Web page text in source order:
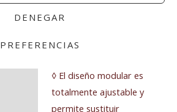
DENEGAR
PREFERENCIAStransporte y el
◊ El diseño modular es
totalmente ajustable y
permite sustituir